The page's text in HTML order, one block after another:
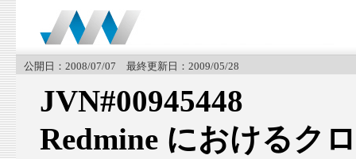
公開日：2008/07/07 最終更新日：2009/05/28
JVN#00945448
Redmine におけるク